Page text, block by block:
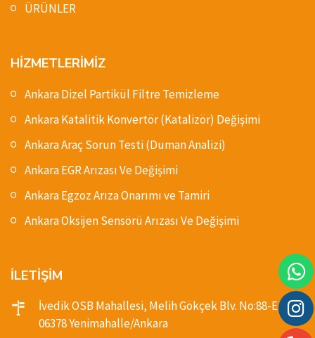
ÜRÜNLER
HİZMETLERİMİZ
Ankara Dizel Partikül Filtre Temizleme
Ankara Katalitik Konvertör (Katalizör) Değişimi
Ankara Araç Sorun Testi (Duman Analizi)
Ankara EGR Arızası Ve Değişimi
Ankara Egzoz Arıza Onarımı ve Tamiri
Ankara Oksijen Sensörü Arızası Ve Değişimi
İLETİŞİM
İvedik OSB Mahallesi, Melih Gökçek Blv. No:88-E,
06378 Yenimahalle/Ankara